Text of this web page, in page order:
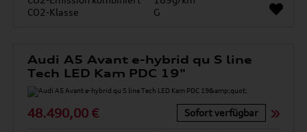
CO2-Klasse
G
Audi A5 Avant e-hybrid qu S line
Tech LED Kam PDC 19"
48.490,00 € Sofort verfügbar